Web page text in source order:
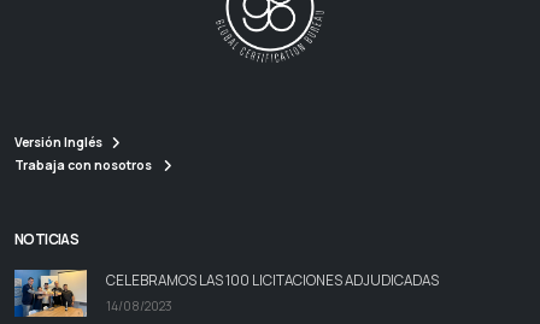
Versión Inglés
Trabaja con nosotros
NOTICIAS
CELEBRAMOS LAS 100 LICITACIONES ADJUDICADAS
14/08/2023